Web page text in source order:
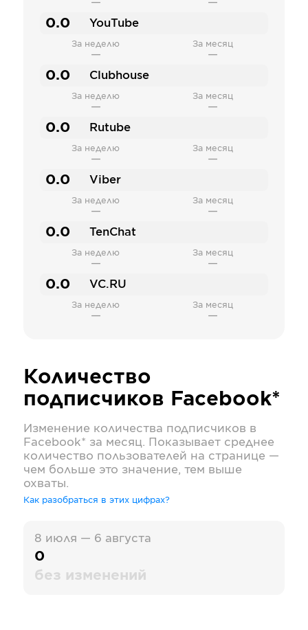
— —
0.0 YouTube
За неделю
—
За месяц
—
0.0 Clubhouse
За неделю
—
За месяц
—
0.0 Rutube
За неделю
—
За месяц
—
0.0 Viber
За неделю
—
За месяц
—
0.0 TenChat
За неделю
—
За месяц
—
0.0 VC.RU
За неделю
—
За месяц
—
Количество
подписчиков Facebook*
Изменение количества подписчиков в
Facebook* за месяц. Показывает среднее
количество пользователей на странице —
чем больше это значение, тем выше
охваты.
Как разобраться в этих цифрах?
8 июля — 6 августа
0
без изменений